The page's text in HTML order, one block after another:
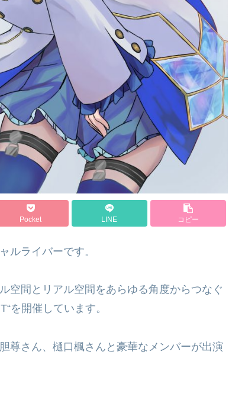
Pocket LINE コピー
ルライバーです。
空間とリアル空間をあらゆる角度からつなぐ
開催しています。
尊さん、樋口楓さんと豪華なメンバーが出演